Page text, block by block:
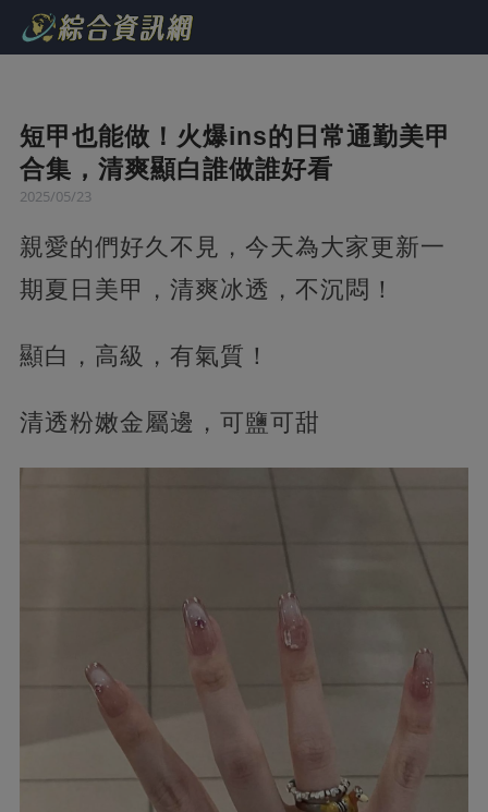
短甲也能做！火爆ins的日常通勤美甲
合集，清爽顯白誰做誰好看
2025/05/23
親愛的們好久不見，今天為大家更新一
期夏日美甲，清爽冰透，不沉悶！
顯白，高級，有氣質！​
清透粉嫩金屬邊，可鹽可甜